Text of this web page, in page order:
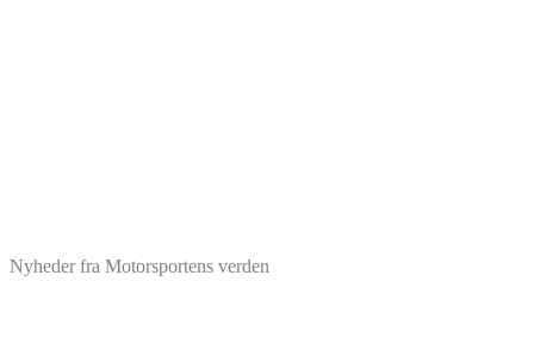
Nyheder fra Motorsportens verden